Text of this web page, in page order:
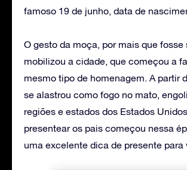
famoso 19 de junho, data de
O gesto da moça, por mais que fosse
mobilizou a cidade, que começou a
mesmo tipo de homenagem. A partir
se alastrou como fogo no mato,
regiões e estados dos Estados
presentear os pais começou nessa
uma excelente dica de presente para